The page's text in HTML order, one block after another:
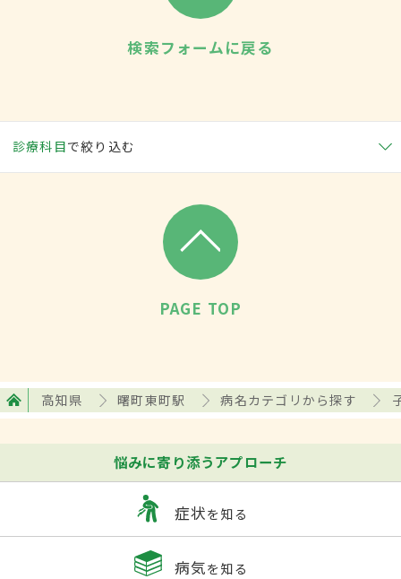
検索フォームに戻る
診療科目で絞り込む
PAGE TOP
高知県 曙町東町駅 病名カテゴリから探す
悩みに寄り添うアプローチ
症状を知る
病気を知る